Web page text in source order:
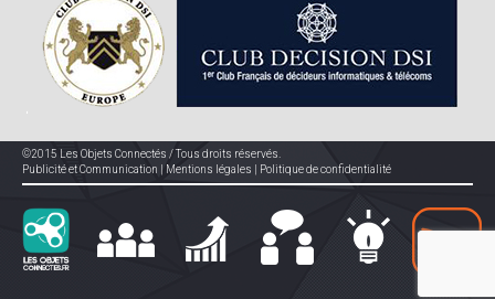
©2015 Les Objets Connectés / Tous droits réservés.
Publicité et Communication
Mentions légales Politique de confidentialité